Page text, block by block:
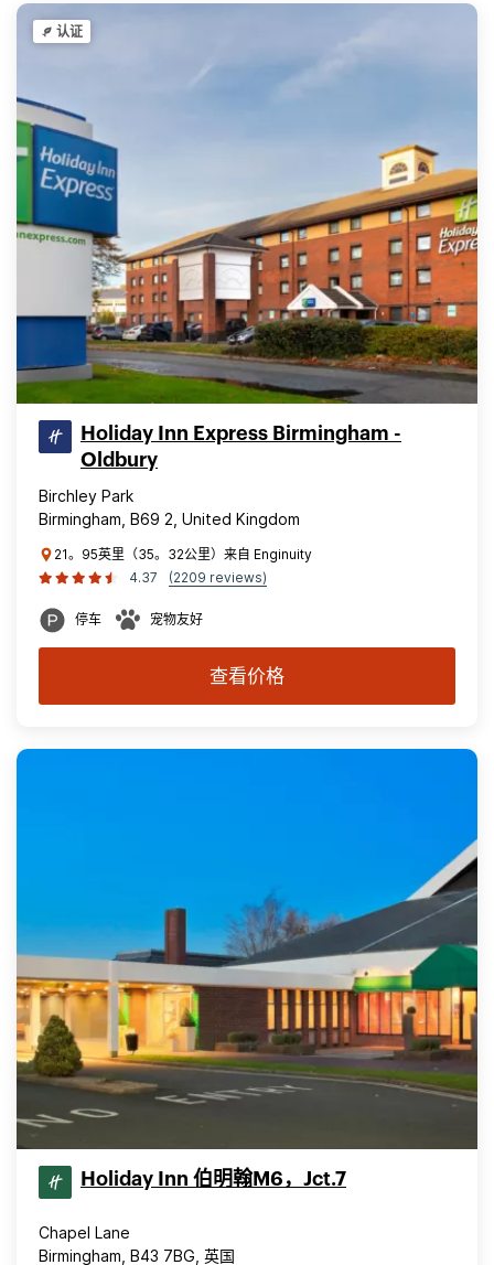
认证
Holiday Inn Express Birmingham -
Oldbury
Birchley Park
Birmingham, B69 2, United Kingdom
21。95英里（35。32公里）来自 Enginuity
4.37
(2209 reviews)
停车 宠物友好
查看价格
Holiday Inn 伯明翰M6，Jct.7
Chapel Lane
Birmingham, B43 7BG, 英国